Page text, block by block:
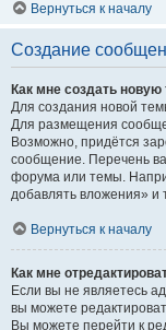
Вернуться к началу
Создание
Как мне создать
Для создания новой
Для размещения
Возможно, придётся
сообщение. Перечень
форума или темы.
добавлять вложения» и
Вернуться к началу
Как мне
Если вы не являетесь
вы можете
Вы можете перейти к